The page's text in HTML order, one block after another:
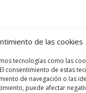
de las cookies
tecnologías como las
consentimiento de estas
de navegación o las
puede afectar